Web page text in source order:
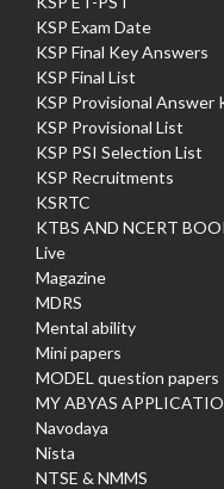
KSP Exam Date
KSP Final Key Answers
KSP Final List
KSP Provisional Answer
KSP Provisional List
KSP PSI Selection List
KSP Recruitments
KSRTC
KTBS AND NCERT
Live
Magazine
MDRS
Mental ability
Mini papers
MODEL question papers
MY ABYAS
Navodaya
Nista
NTSE & NMMS